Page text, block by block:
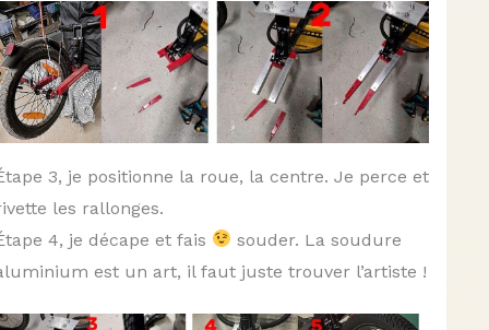
3, je positionne la roue, la centre. Je perce et
les rallonges.
4, je décape et fais
souder. La soudure
est un art, il faut juste trouver l’artiste !